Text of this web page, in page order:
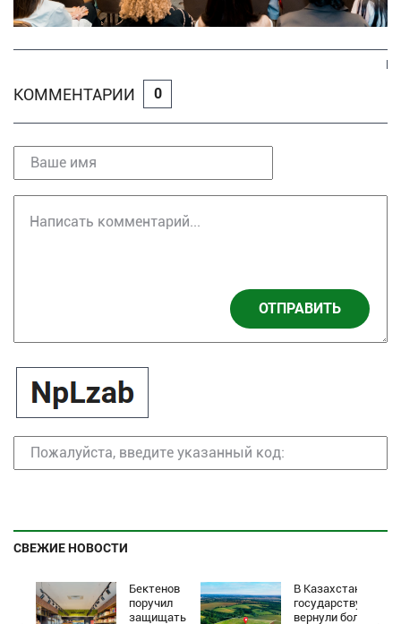
КОММЕНТАРИИ 0
ОТПРАВИТЬ
СВЕЖИЕ НОВОСТИ
Бектенов
поручил
защищать
В Казахстане
государству
вернули более